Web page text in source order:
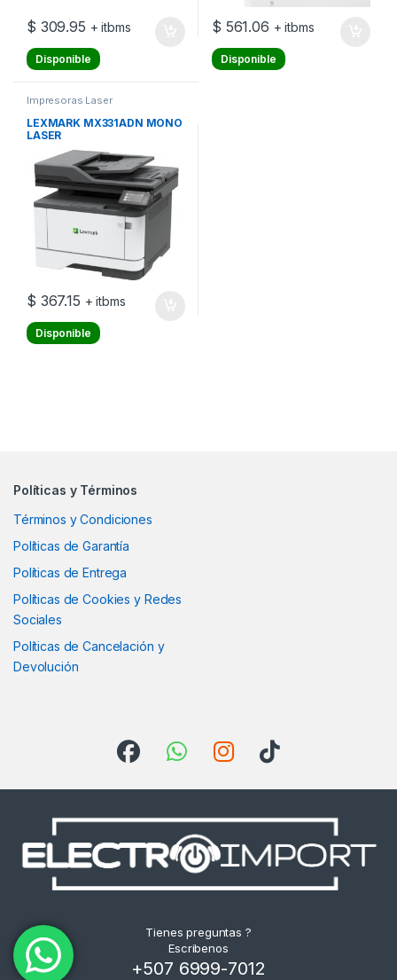
$ 309.95 + itbms
Disponible
$ 561.06 + itbms
Disponible
Impresoras Laser
LEXMARK MX331ADN MONO
LASER
$ 367.15 + itbms
Disponible
Políticas y Términos
Términos y Condiciones
Políticas de Garantía
Políticas de Entrega
Políticas de Cookies y Redes
Sociales
Políticas de Cancelación y
Devolución
Tienes preguntas ?
Escribenos
+507 6999-7012